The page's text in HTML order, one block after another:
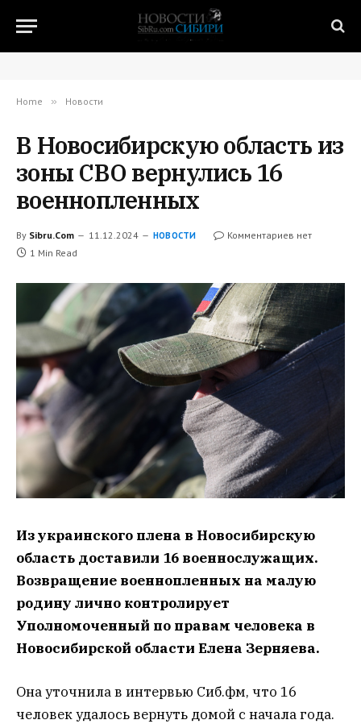
Home » Новости
В Новосибирскую область из
зоны СВО вернулись 16
военнопленных
By Sibru.Com 11.12.2024 НОВОСТИ
Комментариев нет
1 Min Read
Из украинского плена в Новосибирскую
область доставили 16 военнослужащих.
Возвращение военнопленных на малую
родину лично контролирует
Уполномоченный по правам человека в
Новосибирской области Елена Зерняева.
Она уточнила в интервью Сиб.фм, что 16
человек удалось вернуть домой с начала года.